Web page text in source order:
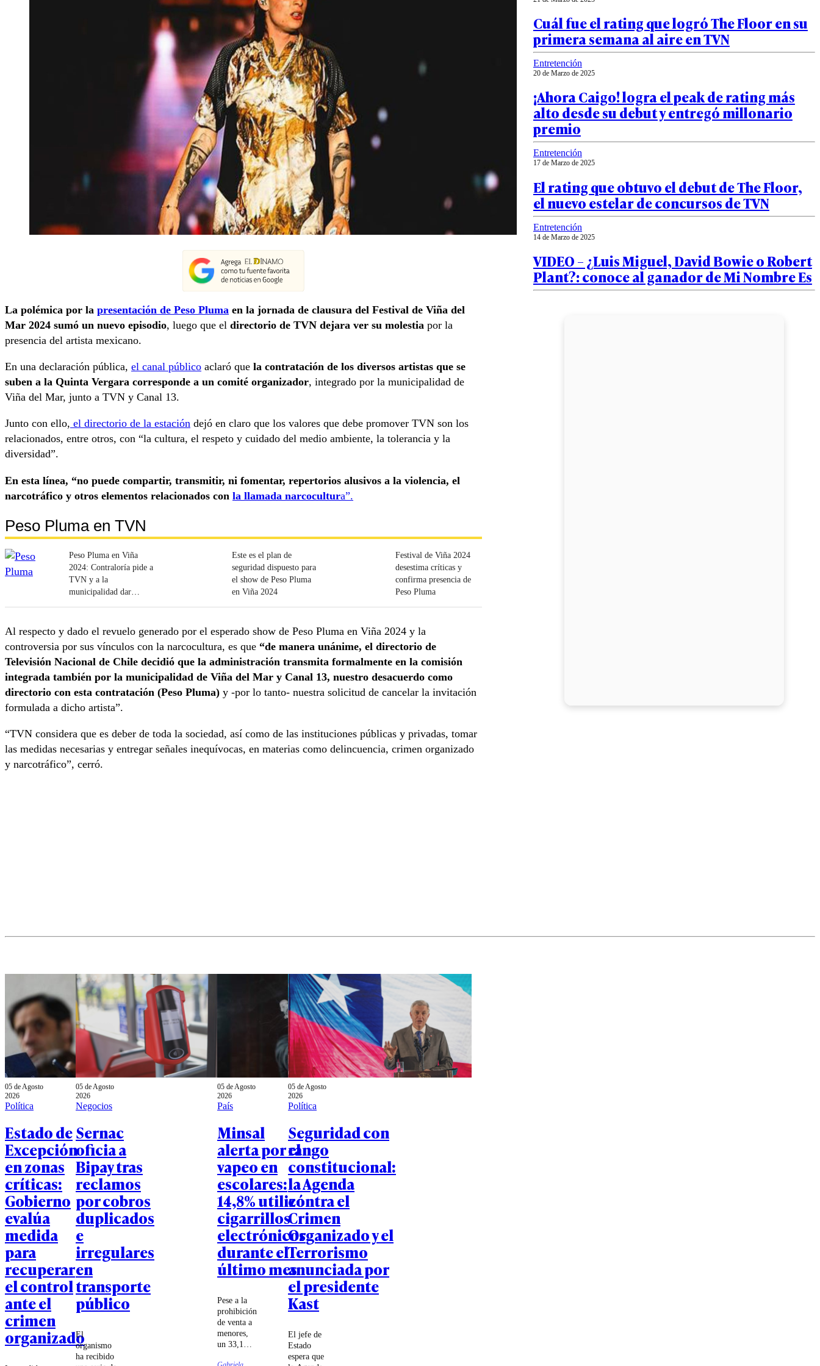
La polémica por la presentación de Peso Pluma en la jornada de clausura del Festival de Viña del
Mar 2024 sumó un nuevo episodio, luego que el directorio de TVN dejara ver su molestia por la
presencia del artista mexicano.
En una declaración pública, el canal público aclaró que la contratación de los diversos artistas que se
suben a la Quinta Vergara corresponde a un comité organizador, integrado por la municipalidad de
Viña del Mar, junto a TVN y Canal 13.
Junto con ello, el directorio de la estación dejó en claro que los valores que debe promover TVN son los
relacionados, entre otros, con “la cultura, el respeto y cuidado del medio ambiente, la tolerancia y la
diversidad”.
En esta línea, “no puede compartir, transmitir, ni fomentar, repertorios alusivos a la violencia, el
narcotráfico y otros elementos relacionados con la llamada narcocultura”.
Peso Pluma en TVN
Peso Pluma en Viña
2024: Contraloría pide a
TVN y a la
municipalidad dar
Este es el plan de
seguridad dispuesto para
el show de Peso Pluma
en Viña 2024
Festival de Viña 2024
desestima críticas y
confirma presencia de
Peso Pluma
Al respecto y dado el revuelo generado por el esperado show de Peso Pluma en Viña 2024 y la
controversia por sus vínculos con la narcocultura, es que “de manera unánime, el directorio de
Televisión Nacional de Chile decidió que la administración transmita formalmente en la comisión
integrada también por la municipalidad de Viña del Mar y Canal 13, nuestro desacuerdo como
directorio con esta contratación (Peso Pluma) y -por lo tanto- nuestra solicitud de cancelar la invitación
formulada a dicho artista”.
“TVN considera que es deber de toda la sociedad, así como de las instituciones públicas y privadas, tomar
las medidas necesarias y entregar señales inequívocas, en materias como delincuencia, crimen organizado
y narcotráfico”, cerró.
Cuál fue el rating que logró The Floor en su
primera semana al aire en TVN
Entretención
20 de Marzo de 2025
¡Ahora Caigo! logra el peak de rating más
alto desde su debut y entregó millonario
premio
Entretención
17 de Marzo de 2025
El rating que obtuvo el debut de The Floor,
el nuevo estelar de concursos de TVN
Entretención
14 de Marzo de 2025
VIDEO – ¿Luis Miguel, David Bowie o Robert
Plant?: conoce al ganador de Mi Nombre Es
05 de Agosto
2026
Política
Estado de
Excepción
en zonas
críticas:
Gobierno
evalúa
medida
para
recuperar
el control
ante el
crimen
organizado
05 de Agosto
2026
Negocios
Sernac
oficia a
Bipay tras
reclamos
por cobros
duplicados
e
irregulares
en
transporte
público
El
organismo
ha recibido
05 de Agosto
2026
País
Minsal
alerta por el
vapeo en
escolares:
14,8% utilizó
cigarrillos
electrónicos
durante el
último mes
Pese a la
prohibición
de venta a
menores,
un 33,1%
05 de Agosto
2026
Política
Seguridad con
rango
constitucional:
la Agenda
contra el
Crimen
Organizado y el
Terrorismo
anunciada por
el presidente
Kast
El jefe de
Estado
espera que